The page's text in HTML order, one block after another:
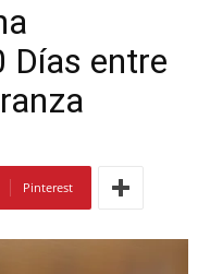
Días entre
Pinterest